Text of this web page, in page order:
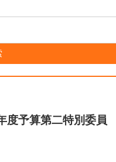
度予算第二特別委員